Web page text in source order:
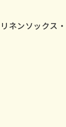
リネンソックス
Linen65
made
２０５
履いている
適に過ごせ
き心地